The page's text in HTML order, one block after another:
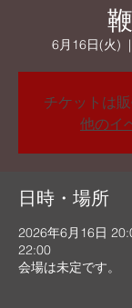
6月16日(火)
  |
チケットは
他のイ
日時・場所
2026年6月16日
22:00
会場は未定です。